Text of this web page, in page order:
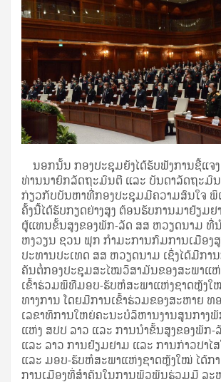
ນອກນັ້ນ ກອງປະຊຸມຍັງໄດ້ຮັບຟັງການຊີ້ແຈ
ທ່ານນາຍົກລັດຖະມົນຕີ ແລະ ບັນດາລັດຖະມົ
ກ່ຽວກັບບັນຫາທີ່ກອງປະຊຸມມີຄວາມສົນໃຈ ພິ
ຄັ້ງນີ້ໄດ້ຮັບກຽດຢ່າງສູງ ຕ້ອນຮັບການມາຢ້ຽມ
ຜູ້ແທນຂັ້ນສູງຂອງພັກ-ລັດ ສສ ຫວຽດນາມ ທີ່
ຫງວຽນ ຊວນ ຟຸກ ກໍາມະການກົມການເມືອງ
ປະທານປະເທດ ສສ ຫວຽດນາມ ເຊິ່ງໄດ້ມີການ
ຄັນຕໍ່ກອງປະຊຸມສະໄໝວິສາມັນຂອງສະພາແຫ່
ເຂົ້າຮ່ວມພິທີມອບ-ຮັບຫໍສະພາແຫ່ງຊາດຫຼັງໃ
ທາງການ ໂດຍມີການເຂົ້າຮ່ວມຂອງສະຫາຍ ທ
ເລຂາທິການໃຫຍ່ຄະນະບໍລິຫານງານສູນກາງ
ແຫ່ງ ສປປ ລາວ ແລະ ການນໍາຂັ້ນສູງຂອງພັກ
ແລະ ລາວ ການຢ້ຽມຢາມ ແລະ ການກ່າວປາໄ
ແລະ ມອບ-ຮັບຫໍສະພາແຫ່ງຊາດຫຼັງໃໝ່ ໄດ້ກ
ການເມືອງທີ່ສໍາຄັນໃນການພົວພັນຮ່ວມມື ລະ